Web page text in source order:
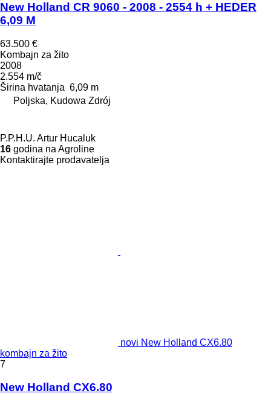
New Holland CR 9060 - 2008 - 2554 h + HEDER
6,09 M
63.500 €
Kombajn za žito
2008
2.554 m/č
Širina hvatanja 6,09 m
Poljska, Kudowa Zdrój
P.P.H.U. Artur Hucaluk
16 godina na Agroline
Kontaktirajte prodavatelja
novi New Holland CX6.80
kombajn za žito
7
New Holland CX6.80